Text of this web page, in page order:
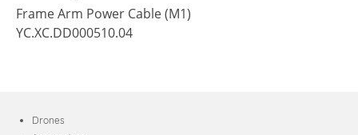
Frame Arm Power Cable (M1)
YC.XC.DD000510.04
Drones